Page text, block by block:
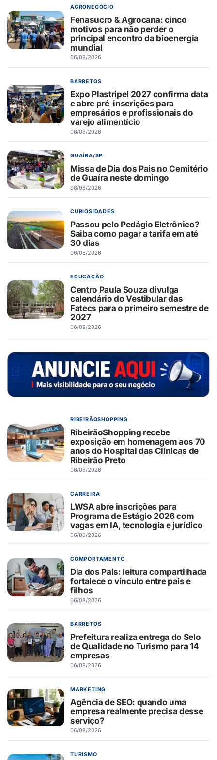
AGRONEGÓCIO
Fenasucro & Agrocana: cinco
motivos para não perder o
principal encontro da bioenergia
mundial
06/08/2026
BARRETOS
Expo Plastripel 2027 confirma data
e abre pré-inscrições para
empresários e profissionais do
varejo alimentício
06/08/2026
GUAÍRA/SP
Missa de Dia dos Pais no Cemitério
de Guaíra neste domingo
06/08/2026
CURIOSIDADES
Passou pelo Pedágio Eletrônico?
Saiba como pagar a tarifa em até
30 dias
06/08/2026
EDUCAÇÃO
Centro Paula Souza divulga
calendário do Vestibular das
Fatecs para o primeiro semestre de
2027
06/08/2026
RIBEIRÃOSHOPPING
RibeirãoShopping recebe
exposição em homenagem aos 70
anos do Hospital das Clínicas de
Ribeirão Preto
06/08/2026
CARREIRA
LWSA abre inscrições para
Programa de Estágio 2026 com
vagas em IA, tecnologia e jurídico
06/08/2026
COMPORTAMENTO
Dia dos Pais: leitura compartilhada
fortalece o vínculo entre pais e
filhos
06/08/2026
BARRETOS
Prefeitura realiza entrega do Selo
de Qualidade no Turismo para 14
empresas
06/08/2026
MARKETING
Agência de SEO: quando uma
empresa realmente precisa desse
serviço?
06/08/2026
TURISMO